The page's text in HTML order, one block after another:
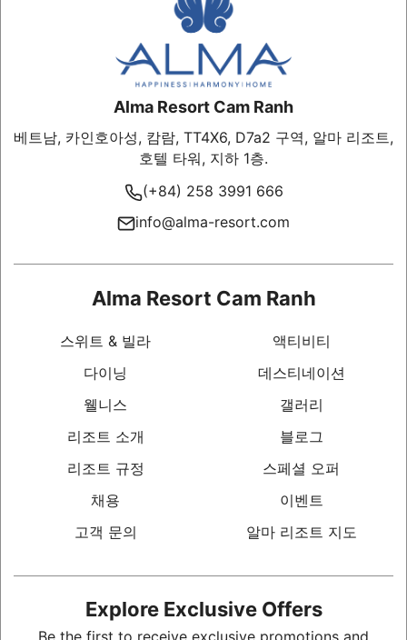
Alma Resort Cam Ranh
베트남, 카인호아성, 캄람, TT4X6, D7a2 구역, 알마 리조트,
호텔 타워, 지하 1층.
(+84) 258 3991 666
info@alma-resort.com
Alma Resort Cam Ranh
스위트 & 빌라
다이닝
웰니스
리조트 소개
리조트 규정
채용
고객 문의
액티비티
데스티네이션
갤러리
블로그
스페셜 오퍼
이벤트
알마 리조트 지도
Explore Exclusive Offers